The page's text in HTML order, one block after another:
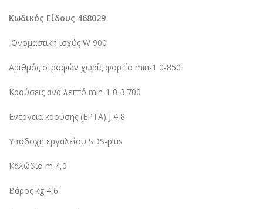
Κωδικός Είδους 468029
Ονομαστική ισχύς W 900
Αριθμός στροφών χωρίς φορτίο min-1 0-850
Κρούσεις ανά λεπτό min-1 0-3.700
Ενέργεια κρούσης (EPTA) J 4,8
Υποδοχή εργαλείου SDS-plus
Καλώδιο m 4,0
Βάρος kg 4,6